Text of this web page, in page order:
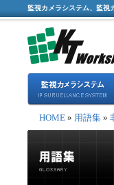
監視カメラシステム、監視
HOME » 用語集 »